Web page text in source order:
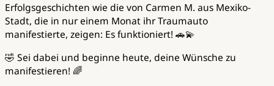
Erfolgsgeschichten wie die von Carmen M. aus Mexiko-
Stadt, die in nur einem Monat ihr Traumauto
manifestierte, zeigen: Es funktioniert! 🚗💫
🤣 Sei dabei und beginne heute, deine Wünsche zu
manifestieren! 🌈